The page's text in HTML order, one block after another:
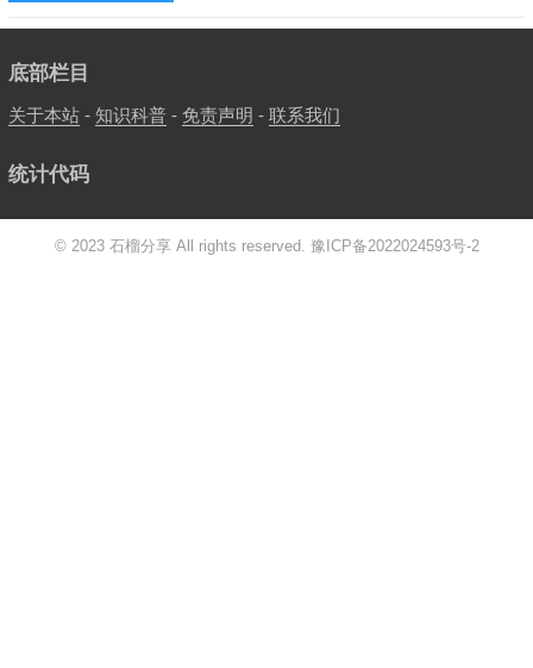
底部栏目
关于本站- 知识科普- 免责声明 - 联系我们
统计代码
© 2023 石榴分享 All rights reserved. 豫ICP备2022024593号-2